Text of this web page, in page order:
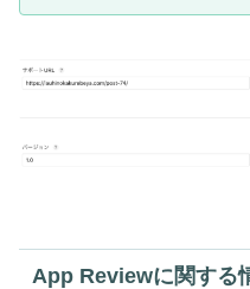
App Reviewに関する